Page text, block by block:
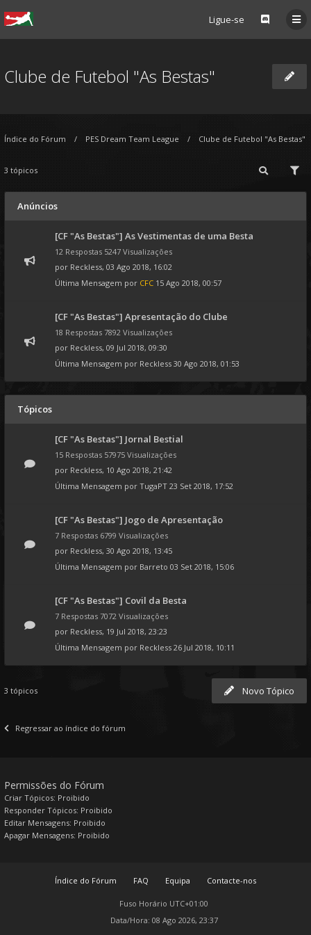
Ligue-se
Clube de Futebol "As Bestas"
Índice do Fórum PES Dream Team League Clube de Futebol "As Bestas"
3 tópicos
Anúncios
[CF "As Bestas"] As Vestimentas de uma Besta
12 Respostas 5247 Visualizações
por Reckless, 03 Ago 2018, 16:02
Última Mensagem por CFC 15 Ago 2018, 00:57
[CF "As Bestas"] Apresentação do Clube
18 Respostas 7892 Visualizações
por Reckless, 09 Jul 2018, 09:30
Última Mensagem por Reckless 30 Ago 2018, 01:53
Tópicos
[CF "As Bestas"] Jornal Bestial
15 Respostas 57975 Visualizações
por Reckless, 10 Ago 2018, 21:42
Última Mensagem por TugaPT 23 Set 2018, 17:52
[CF "As Bestas"] Jogo de Apresentação
7 Respostas 6799 Visualizações
por Reckless, 30 Ago 2018, 13:45
Última Mensagem por Barreto 03 Set 2018, 15:06
[CF "As Bestas"] Covil da Besta
7 Respostas 7072 Visualizações
por Reckless, 19 Jul 2018, 23:23
Última Mensagem por Reckless 26 Jul 2018, 10:11
Novo Tópico
3 tópicos
Regressar ao índice do fórum
Permissões do Fórum
Criar Tópicos: Proibido
Responder Tópicos: Proibido
Editar Mensagens: Proibido
Apagar Mensagens: Proibido
Índice do Fórum FAQ Equipa Contacte-nos
Fuso Horário UTC+01:00
Data/Hora: 08 Ago 2026, 23:37